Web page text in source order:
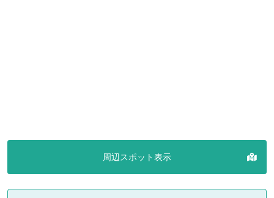
周辺スポット表示